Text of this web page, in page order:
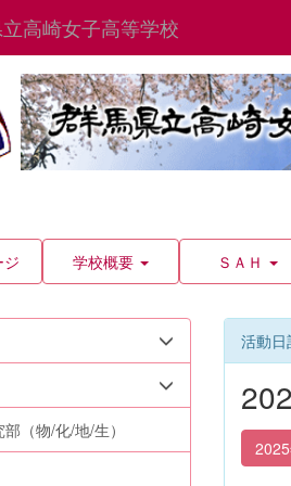
高崎女子高等学校
ジ 学校概要 ＳＡＨ
活動日
（物/化/地/生）